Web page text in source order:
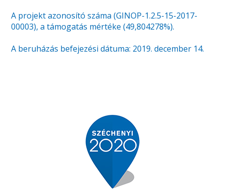
A projekt azonosító száma (GINOP-1.2.5-15-2017-
00003), a támogatás mértéke (49,804278%).
A beruházás befejezési dátuma: 2019. december 14.